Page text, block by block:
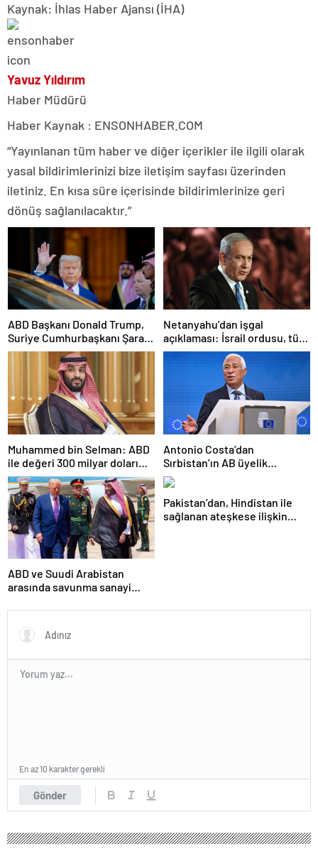
Kaynak: İhlas Haber Ajansı (İHA)
Yavuz Yıldırım
Haber Müdürü
Haber Kaynak : ENSONHABER.COM
“Yayınlanan tüm haber ve diğer içerikler ile ilgili olarak
yasal bildirimlerinizi bize iletişim sayfası üzerinden
iletiniz. En kısa süre içerisinde bildirimlerinize geri
dönüş sağlanılacaktır.”
ABD Başkanı Donald Trump,
Suriye Cumhurbaşkanı Şara
ile görüşecek
Netanyahu’dan işgal
açıklaması: İsrail ordusu, tüm
gücüyle Gazze’ye girecek
Muhammed bin Selman: ABD
ile değeri 300 milyar doları
aşan anlaşmalar imzaladık
Antonio Costa’dan
Sırbistan’ın AB üyelik
sürecine ilişkin açıklama
ABD ve Suudi Arabistan
arasında savunma sanayi
Pakistan’dan, Hindistan ile
sağlanan ateşkese ilişkin
Gönder
En az 10 karakter gerekli